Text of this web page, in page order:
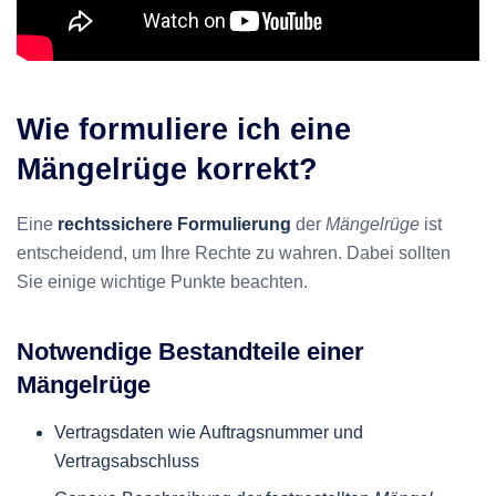
Wie formuliere ich eine
Mängelrüge korrekt?
Eine rechtssichere Formulierung der Mängelrüge ist
entscheidend, um Ihre Rechte zu wahren. Dabei sollten
Sie einige wichtige Punkte beachten.
Notwendige Bestandteile einer
Mängelrüge
Vertragsdaten wie Auftragsnummer und
Vertragsabschluss